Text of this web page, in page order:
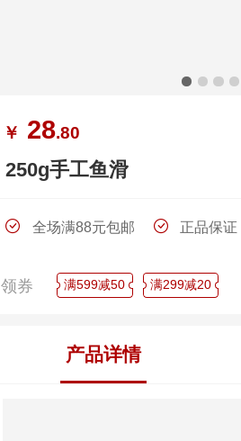
￥ 28.80
250g手工鱼滑
全场满88元包邮 正品保证
领券 满599减50 满299减20
产品详情